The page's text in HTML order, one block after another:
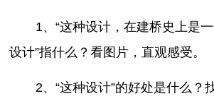
1、“这种设计，在建桥史上是
设计”指什么？看图片，直观感受。
2、“这种设计”的好处是什么？